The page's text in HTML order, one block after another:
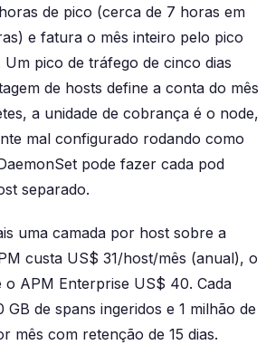
de pico (cerca de 7 horas em
e fatura o mês inteiro pelo pico
pico de tráfego de cinco dias
de hosts define a conta do mês
a unidade de cobrança é o node,
mal configurado rodando como
pode fazer cada pod
separado.
uma camada por host sobre a
custa US$ 31/host/mês (anual), o
APM Enterprise US$ 40. Cada
GB de spans ingeridos e 1 milhão de
mês com retenção de 15 dias.